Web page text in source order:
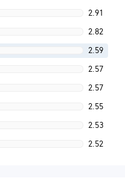
2.91
2.82
2.59
2.57
2.57
2.55
2.53
2.52